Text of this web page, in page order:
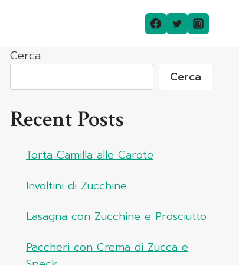
Cerca
Cerca
Recent Posts
Torta Camilla alle Carote
Involtini di Zucchine
Lasagna con Zucchine e Prosciutto
Paccheri con Crema di Zucca e